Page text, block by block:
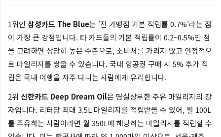
1위인 삼성카드 The Blue는 '전 가맹점 기본 적립률 0.7%'라는 점
이 가장 큰 강점입니다. 타 카드들의 기본 적립률이 0.2~0.5%인 점
을 고려하면 상당히 높은 수준으로, 소비처를 가리지 않고 안정적으
로 마일리지를 쌓을 수 있습니다. 국내 항공권 구매 시 5% 추가 적
립은 국내 여행을 자주 다니는 사람에게 유리합니다.
2위 신한카드 Deep Dream Oil은 명실상부한 주유 마일리지의 강
자입니다. 리터당 최대 3.5L 마일리지를 적립받을 수 있어, 월 100L
를 주유하는 사람이라면 월 350L에 해당하는 마일리지를 적립할 수